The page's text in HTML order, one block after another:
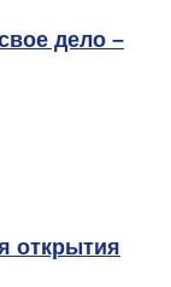
дело –
открытия